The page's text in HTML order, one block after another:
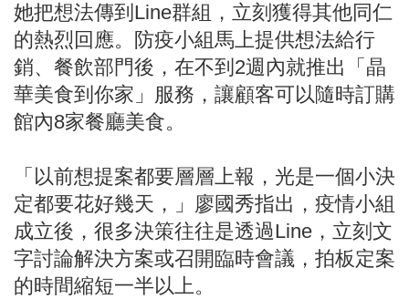
她把想法傳到Line群組，立刻獲得其他同仁
的熱烈回應。防疫小組馬上提供想法給行
銷、餐飲部門後，在不到2週內就推出「晶
華美食到你家」服務，讓顧客可以隨時訂購
館內8家餐廳美食。
「以前想提案都要層層上報，光是一個小決
定都要花好幾天，」廖國秀指出，疫情小組
成立後，很多決策往往是透過Line，立刻文
字討論解決方案或召開臨時會議，拍板定案
的時間縮短一半以上。